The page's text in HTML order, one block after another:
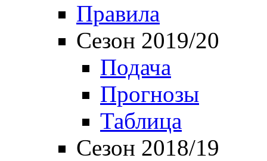
Правила
Сезон 2019/20
Подача
Прогнозы
Таблица
Сезон 2018/19